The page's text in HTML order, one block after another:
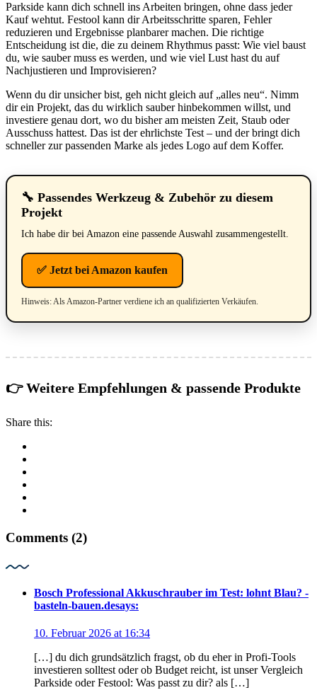
Parkside kann dich schnell ins Arbeiten bringen, ohne dass jeder
Kauf wehtut. Festool kann dir Arbeitsschritte sparen, Fehler
reduzieren und Ergebnisse planbarer machen. Die richtige
Entscheidung ist die, die zu deinem Rhythmus passt: Wie viel baust
du, wie sauber muss es werden, und wie viel Lust hast du auf
Nachjustieren und Improvisieren?
Wenn du dir unsicher bist, geh nicht gleich auf „alles neu“. Nimm
dir ein Projekt, das du wirklich sauber hinbekommen willst, und
investiere genau dort, wo du bisher am meisten Zeit, Staub oder
Ausschuss hattest. Das ist der ehrlichste Test – und der bringt dich
schneller zur passenden Marke als jedes Logo auf dem Koffer.
🔧 Passendes Werkzeug & Zubehör zu diesem
Projekt
Ich habe dir bei Amazon eine passende Auswahl zusammengestellt.
✅ Jetzt bei Amazon kaufen
Hinweis: Als Amazon-Partner verdiene ich an qualifizierten Verkäufen.
👉 Weitere Empfehlungen & passende Produkte
Share this:
Comments (2)
Bosch Professional Akkuschrauber im Test: lohnt Blau? -
basteln-bauen.desays:
10. Februar 2026 at 16:34
[…] du dich grundsätzlich fragst, ob du eher in Profi-Tools
investieren solltest oder ob Budget reicht, ist unser Vergleich
Parkside oder Festool: Was passt zu dir? als […]